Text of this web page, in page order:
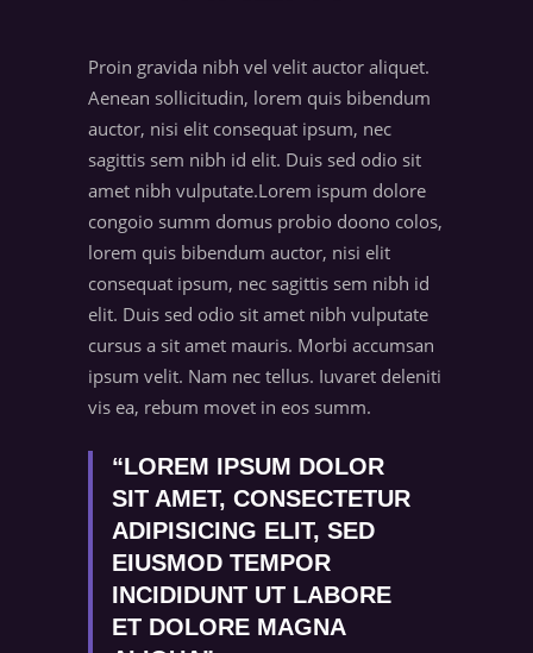
Proin gravida nibh vel velit auctor aliquet.
Aenean sollicitudin, lorem quis bibendum
auctor, nisi elit consequat ipsum, nec
sagittis sem nibh id elit. Duis sed odio sit
amet nibh vulputate.Lorem ispum dolore
congoio summ domus probio doono colos,
lorem quis bibendum auctor, nisi elit
consequat ipsum, nec sagittis sem nibh id
elit. Duis sed odio sit amet nibh vulputate
cursus a sit amet mauris. Morbi accumsan
ipsum velit. Nam nec tellus. Iuvaret deleniti
vis ea, rebum movet in eos summ.
“LOREM IPSUM DOLOR
SIT AMET, CONSECTETUR
ADIPISICING ELIT, SED
EIUSMOD TEMPOR
INCIDIDUNT UT LABORE
ET DOLORE MAGNA